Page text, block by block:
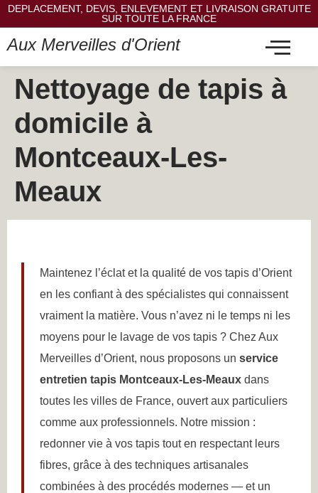
DEPLACEMENT, DEVIS, ENLEVEMENT ET LIVRAISON GRATUITE
SUR TOUTE LA FRANCE
Aux Merveilles d'Orient
Nettoyage de tapis à
domicile à
Montceaux-Les-
Meaux
Maintenez l’éclat et la qualité de vos tapis d’Orient
en les confiant à des spécialistes qui connaissent
vraiment la matière. Vous n’avez ni le temps ni les
moyens pour le lavage de vos tapis ? Chez Aux
Merveilles d’Orient, nous proposons un service
entretien tapis Montceaux-Les-Meaux dans
toutes les villes de France, ouvert aux particuliers
comme aux professionnels. Notre mission :
redonner vie à vos tapis tout en respectant leurs
fibres, grâce à des techniques artisanales
combinées à des procédés modernes — et un